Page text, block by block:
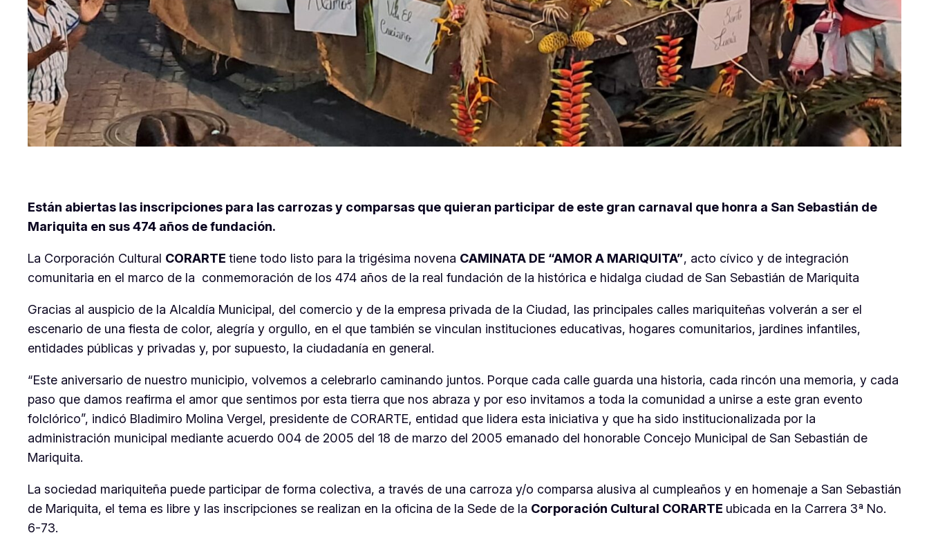
Están abiertas las inscripciones para las carrozas y comparsas que quieran participar de este gran carnaval que honra a San Sebastián de
Mariquita en sus 474 años de fundación.
La Corporación Cultural CORARTE tiene todo listo para la trigésima novena CAMINATA DE “AMOR A MARIQUITA”, acto cívico y de integración
comunitaria en el marco de la conmemoración de los 474 años de la real fundación de la histórica e hidalga ciudad de San Sebastián de Mariquita
Gracias al auspicio de la Alcaldía Municipal, del comercio y de la empresa privada de la Ciudad, las principales calles mariquiteñas volverán a ser el
escenario de una fiesta de color, alegría y orgullo, en el que también se vinculan instituciones educativas, hogares comunitarios, jardines infantiles,
entidades públicas y privadas y, por supuesto, la ciudadanía en general.
“Este aniversario de nuestro municipio, volvemos a celebrarlo caminando juntos. Porque cada calle guarda una historia, cada rincón una memoria, y cada
paso que damos reafirma el amor que sentimos por esta tierra que nos abraza y por eso invitamos a toda la comunidad a unirse a este gran evento
folclórico”, indicó Bladimiro Molina Vergel, presidente de CORARTE, entidad que lidera esta iniciativa y que ha sido institucionalizada por la
administración municipal mediante acuerdo 004 de 2005 del 18 de marzo del 2005 emanado del honorable Concejo Municipal de San Sebastián de
Mariquita.
La sociedad mariquiteña puede participar de forma colectiva, a través de una carroza y/o comparsa alusiva al cumpleaños y en homenaje a San Sebastián
de Mariquita, el tema es libre y las inscripciones se realizan en la oficina de la Sede de la Corporación Cultural CORARTE ubicada en la Carrera 3ª No.
6-73.